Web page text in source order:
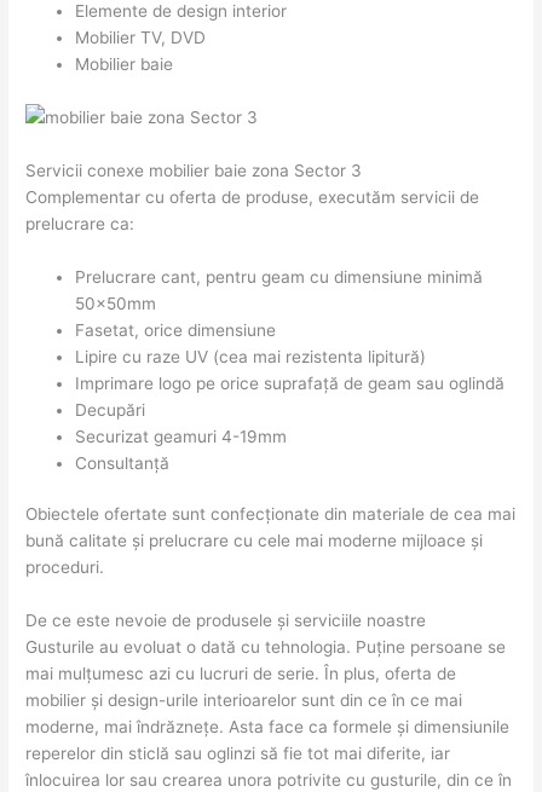
Elemente de design interior
Mobilier TV, DVD
Mobilier baie
Servicii conexe mobilier baie zona Sector 3
Complementar cu oferta de produse, executăm servicii de
prelucrare ca:
Prelucrare cant, pentru geam cu dimensiune minimă
50x50mm
Fasetat, orice dimensiune
Lipire cu raze UV (cea mai rezistenta lipitură)
Imprimare logo pe orice suprafață de geam sau oglindă
Decupări
Securizat geamuri 4-19mm
Consultanță
Obiectele ofertate sunt confecționate din materiale de cea mai
bună calitate și prelucrare cu cele mai moderne mijloace și
proceduri.
De ce este nevoie de produsele și serviciile noastre
Gusturile au evoluat o dată cu tehnologia. Puține persoane se
mai mulțumesc azi cu lucruri de serie. În plus, oferta de
mobilier și design-urile interioarelor sunt din ce în ce mai
moderne, mai îndrăznețe. Asta face ca formele și dimensiunile
reperelor din sticlă sau oglinzi să fie tot mai diferite, iar
înlocuirea lor sau crearea unora potrivite cu gusturile, din ce în